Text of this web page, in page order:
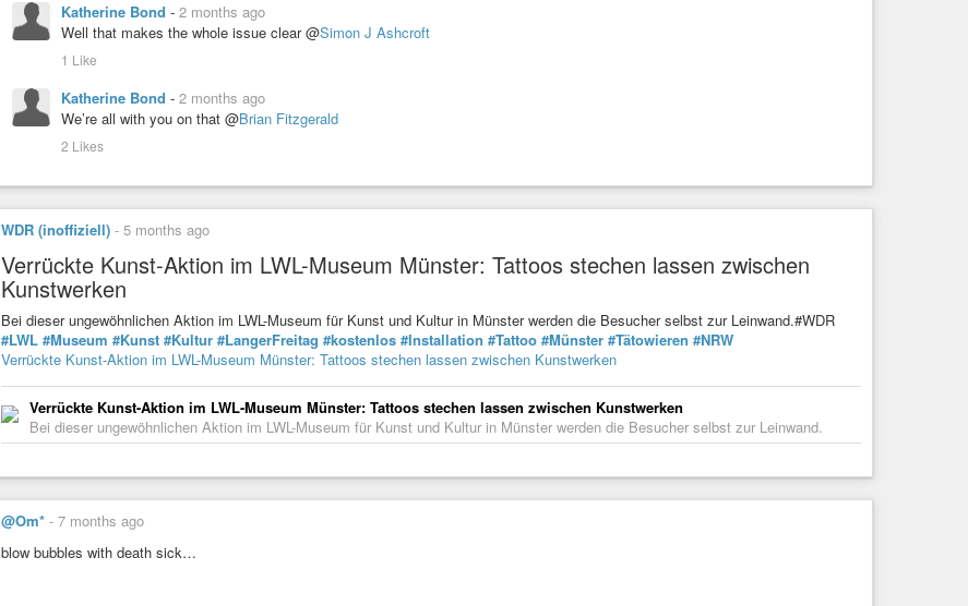
Katherine Bond - 2 months ago
Well that makes the whole issue clear @Simon J Ashcroft
1 Like
Katherine Bond - 2 months ago
We’re all with you on that @Brian Fitzgerald
2 Likes
WDR (inoffiziell) - 5 months ago
Verrückte Kunst-Aktion im LWL-Museum Münster: Tattoos stechen lassen zwischen
Kunstwerken
Bei dieser ungewöhnlichen Aktion im LWL-Museum für Kunst und Kultur in Münster werden die Besucher selbst zur Leinwand.#WDR
#LWL #Museum #Kunst #Kultur #LangerFreitag #kostenlos #Installation #Tattoo #Münster #Tätowieren #NRW
Verrückte Kunst-Aktion im LWL-Museum Münster: Tattoos stechen lassen zwischen Kunstwerken
Verrückte Kunst-Aktion im LWL-Museum Münster: Tattoos stechen lassen zwischen Kunstwerken
Bei dieser ungewöhnlichen Aktion im LWL-Museum für Kunst und Kultur in Münster werden die Besucher selbst zur Leinwand.
@Om* - 7 months ago
blow bubbles with death sick…